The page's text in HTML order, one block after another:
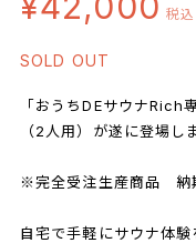
税込
SOLD OUT
「おうちDEサウナRich
（2人用）が遂に登場し
※完全受注生産商品 納
自宅で手軽にサウナ体験